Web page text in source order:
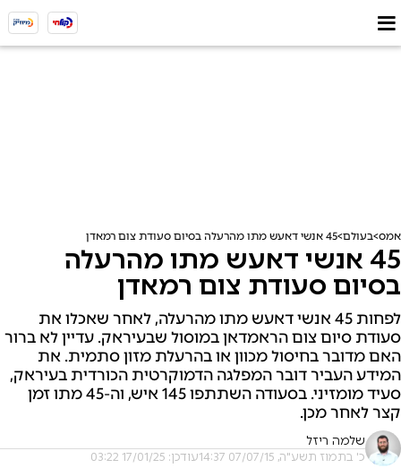
אמס בעולם 45 אנשי דאעש מתו מהרעלה בסיום סעודת צום רמאדן
45 אנשי דאעש מתו מהרעלה
בסיום סעודת צום רמאדן
לפחות 45 אנשי דאעש מתו מהרעלה, לאחר שאכלו את
סעודת סיום צום הראמדאן במוסול שבעיראק. עדיין לא ברור
האם מדובר בחיסול מכוון או בהרעלת מזון סתמית. את
המידע העביר דובר המפלגה הדמוקרטית הכורדית בעיראק,
סעיד מומזיני. בסעודה השתתפו 145 איש, וה-45 מתו זמן
קצר לאחר מכן.
שלמה ריזל
כ' בתמוז תשע"ה, 07/07/15 14:37 עודכן: 17/01/25 03:22